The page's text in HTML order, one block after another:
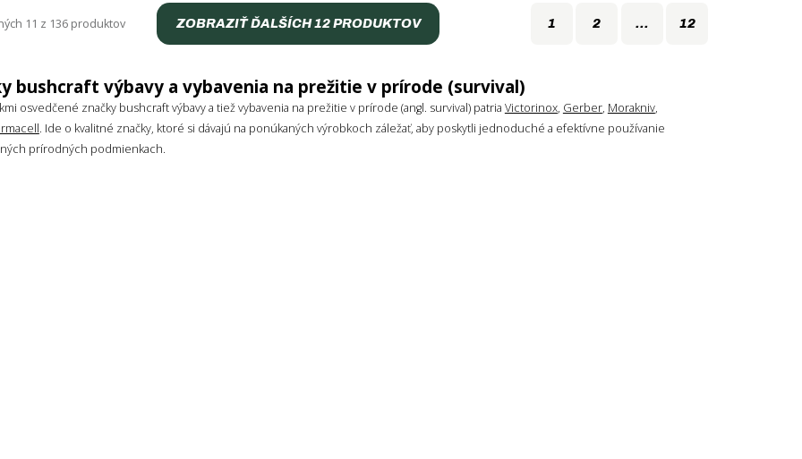
11 z 136 produktov ZOBRAZIŤ ĎALŠÍCH 12 PRODUKTOV 1 2 ... 12
bushcraft výbavy a vybavenia na prežitie v prírode (survival)
osvedčené značky bushcraft výbavy a tiež vybavenia na prežitie v prírode (angl. survival) patria Victorinox, Gerber, Morakniv,
. Ide o kvalitné značky, ktoré si dávajú na ponúkaných výrobkoch záležať, aby poskytli jednoduché a efektívne používanie
prírodných podmienkach.